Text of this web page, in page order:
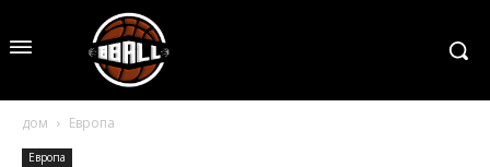
дом Европа
Европа